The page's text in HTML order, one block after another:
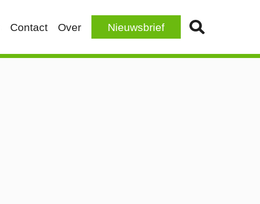
Contact Over Nieuwsbrief